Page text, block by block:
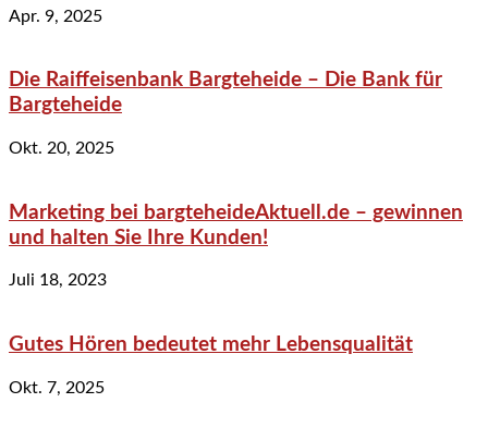
Apr. 9, 2025
Die Raiffeisenbank Bargteheide – Die Bank für
Bargteheide
Okt. 20, 2025
Marketing bei bargteheideAktuell.de – gewinnen
und halten Sie Ihre Kunden!
Juli 18, 2023
Gutes Hören bedeutet mehr Lebensqualität
Okt. 7, 2025